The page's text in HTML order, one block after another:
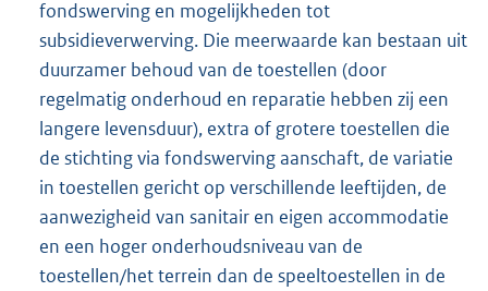
fondswerving en mogelijkheden tot
subsidieverwerving. Die meerwaarde kan bestaan uit
duurzamer behoud van de toestellen (door
regelmatig onderhoud en reparatie hebben zij een
langere levensduur), extra of grotere toestellen die
de stichting via fondswerving aanschaft, de variatie
in toestellen gericht op verschillende leeftijden, de
aanwezigheid van sanitair en eigen accommodatie
en een hoger onderhoudsniveau van de
toestellen/het terrein dan de speeltoestellen in de